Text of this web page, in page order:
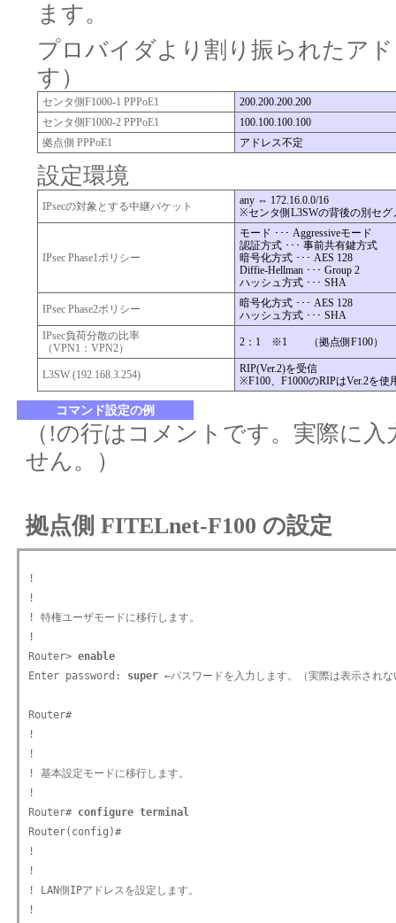
ます。
プロバイダより割り振られたア
す）
センタ側F1000-1 PPPoE1
200.200.200.200
センタ側F1000-2 PPPoE1
100.100.100.100
拠点側 PPPoE1
アドレス不定
設定環境
IPsecの対象とする中継パケット
any ⇔ 172.16.0.0/16
※センタ側L3SWの背後の別セグ
IPsec Phase1ポリシー
モード ･･･ Aggressiveモード
認証方式 ･･･ 事前共有鍵方式
暗号化方式 ･･･ AES 128
Diffie-Hellman ･･･ Group 2
ハッシュ方式 ･･･ SHA
IPsec Phase2ポリシー
暗号化方式 ･･･ AES 128
ハッシュ方式 ･･･ SHA
IPsec負荷分散の比率
（VPN1：VPN2）
2：1 ※1 （拠点側F100）
L3SW (192.168.3.254)
RIP(Ver.2)を受信
※F100、F1000のRIPはVer.2を使
コマンド設定の例
（!の行はコメントです。実際に
せん。）
拠点側 FITELnet-F100 の設定
!
!
! 特権ユーザモードに移行します。
!
Router> enable
Enter password: super ←パスワードを入力します。（実際は表示されな
Router#
!
!
! 基本設定モードに移行します。
!
Router# configure terminal
Router(config)#
!
!
! LAN側IPアドレスを設定します。
!